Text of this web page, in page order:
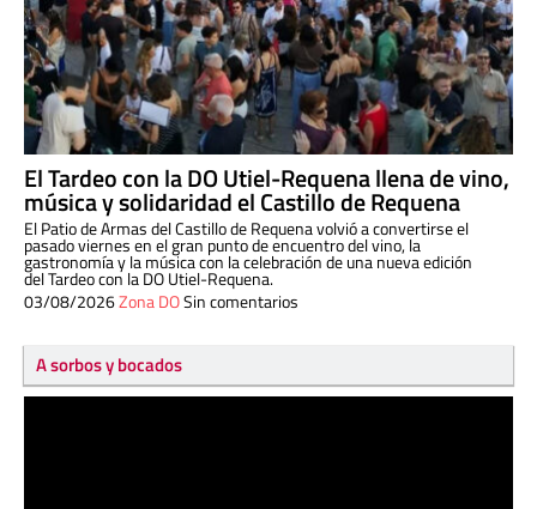
El Tardeo con la DO Utiel-Requena llena de vino,
música y solidaridad el Castillo de Requena
El Patio de Armas del Castillo de Requena volvió a convertirse el
pasado viernes en el gran punto de encuentro del vino, la
gastronomía y la música con la celebración de una nueva edición
del Tardeo con la DO Utiel-Requena.
03/08/2026Zona DOSin comentarios
A sorbos y bocados